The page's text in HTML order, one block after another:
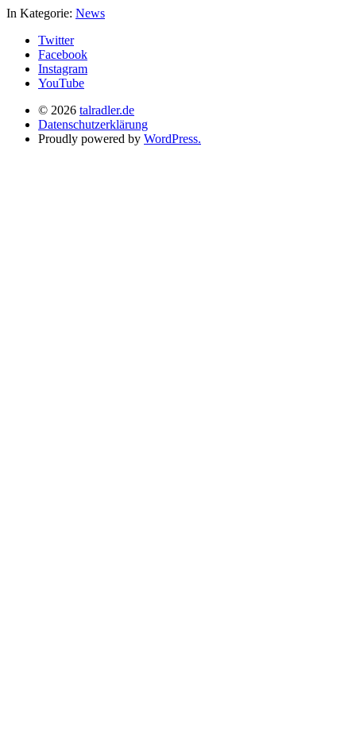
In Kategorie: News
Twitter
Facebook
Instagram
YouTube
© 2026 talradler.de
Datenschutzerklärung
Proudly powered by WordPress.